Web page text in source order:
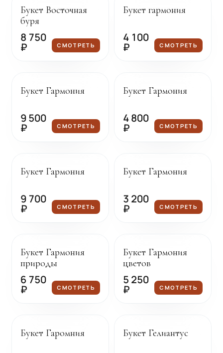
Букет Восточная
буря
8 750
₽ СМОТРЕТЬ
Букет гармония
4 100
₽ СМОТРЕТЬ
Букет Гармония
9 500
₽ СМОТРЕТЬ
Букет Гармония
4 800
₽ СМОТРЕТЬ
Букет Гармония
9 700
₽ СМОТРЕТЬ
Букет Гармония
3 200
₽ СМОТРЕТЬ
Букет Гармония
природы
6 750
₽ СМОТРЕТЬ
Букет Гармония
цветов
5 250
₽ СМОТРЕТЬ
Букет Гаромния Букет Гелиантус